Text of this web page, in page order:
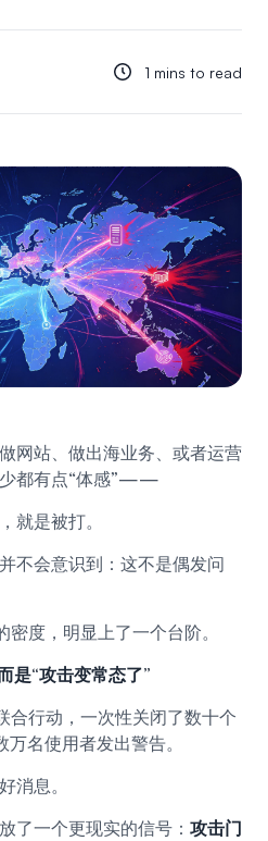
1 mins to read
网站、做出海业务、或者运营
少都有点“体感”——
就是被打。
不会意识到：这不是偶发问
密度，明显上了一个台阶。
是“攻击变常态了”
合行动，一次性关闭了数十个
名使用者发出警告。
消息。
了一个更现实的信号： 攻击门